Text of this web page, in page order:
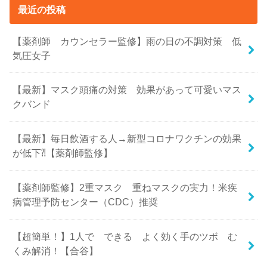
最近の投稿
【薬剤師 カウンセラー監修】雨の日の不調対策 低
気圧女子
【最新】マスク頭痛の対策 効果があって可愛いマス
クバンド
【最新】毎日飲酒する人→新型コロナワクチンの効果
が低下⁈【薬剤師監修】
【薬剤師監修】2重マスク 重ねマスクの実力！米疾
病管理予防センター（CDC）推奨
【超簡単！】1人で できる よく効く手のツボ む
くみ解消！【合谷】